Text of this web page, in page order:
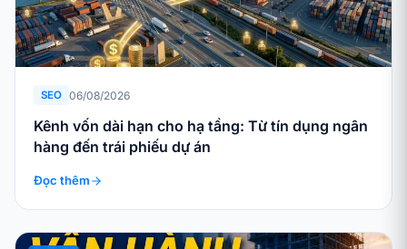
SEO 06/08/2026
Kênh vốn dài hạn cho hạ tầng: Từ tín dụng ngân
hàng đến trái phiếu dự án
Đọc thêm